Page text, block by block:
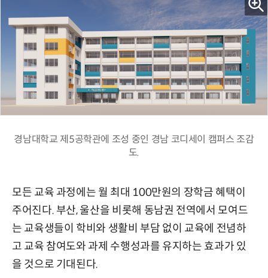
경남대학교 제5공학관에 조성 중인 경남 코디세이 캠퍼스 조감
도.
모든 교육 과정에는 월 최대 100만원의 장학금 혜택이
주어진다. 부산, 울산을 비롯해 동남권 전역에서 모여드
는 교육생들이 학비와 생활비 부담 없이 교육에 전념하
고 교육 참여도와 과제 수행성과를 유지하는 효과가 있
을 것으로 기대된다.